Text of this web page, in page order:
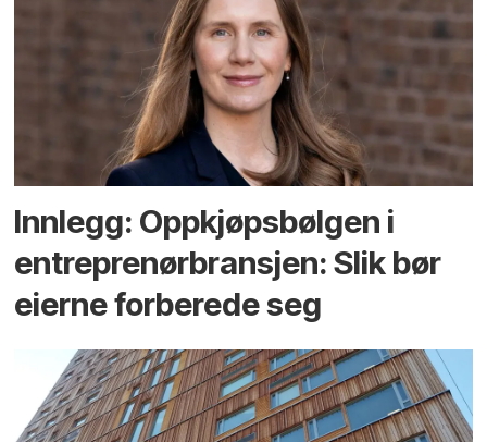
Innlegg: Oppkjøps­bølgen i
entreprenør­bransjen: Slik bør
eierne forberede seg